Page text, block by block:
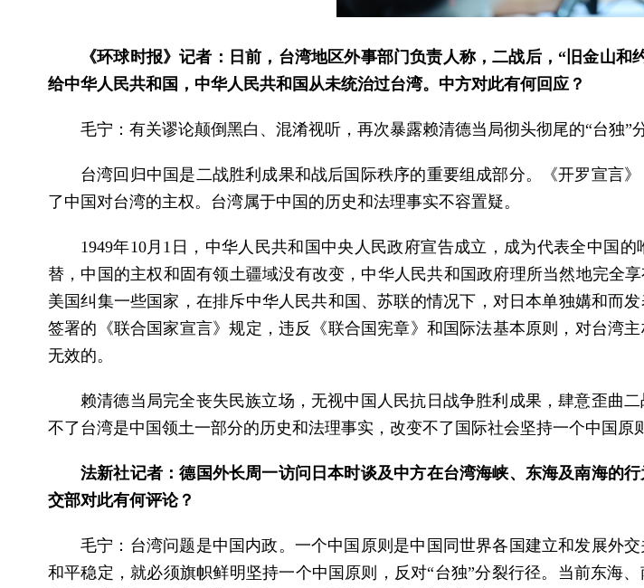
《环球时报》记者：日前，台湾地区外事部门负责人称，二战后，“旧金山
给中华人民共和国，中华人民共和国从未统治过台湾。中方对此有何回应？
毛宁：有关谬论颠倒黑白、混淆视听，再次暴露赖清德当局彻头彻尾的“台独”
台湾回归中国是二战胜利成果和战后国际秩序的重要组成部分。《开罗宣言
了中国对台湾的主权。台湾属于中国的历史和法理事实不容置疑。
1949年10月1日，中华人民共和国中央人民政府宣告成立，成为代表全中国
替，中国的主权和固有领土疆域没有改变，中华人民共和国政府理所当然地完全
美国纠集一些国家，在排斥中华人民共和国、苏联的情况下，对日本单独媾和而
签署的《联合国家宣言》规定，违反《联合国宪章》和国际法基本原则，对台湾
无效的。
赖清德当局完全丧失民族立场，无视中国人民抗日战争胜利成果，肆意歪曲
不了台湾是中国领土一部分的历史和法理事实，改变不了国际社会坚持一个中国原
法新社记者：德国外长周一访问日本时谈及中方在台湾海峡、东海及南海的
交部对此有何评论？
毛宁：台湾问题是中国内政。一个中国原则是中国同世界各国建立和发展外
和平稳定，就必须旗帜鲜明坚持一个中国原则，反对“台独”分裂行径。当前东海